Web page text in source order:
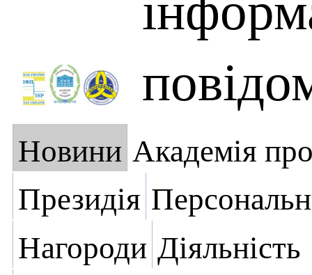
Новини Академія
Президія
Нагороди Діяльність